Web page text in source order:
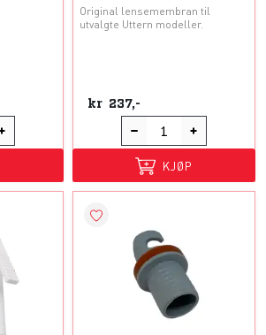
Original lensemembran til
utvalgte Uttern modeller.
kr 237,-
KJØP